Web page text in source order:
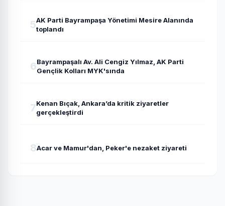
5AK Parti Bayrampaşa Yönetimi Mesire Alanında
toplandı
6Bayrampaşalı Av. Ali Cengiz Yılmaz, AK Parti
Gençlik Kolları MYK'sında
7Kenan Bıçak, Ankara’da kritik ziyaretler
gerçekleştirdi
8Acar ve Mamur'dan, Peker'e nezaket ziyareti